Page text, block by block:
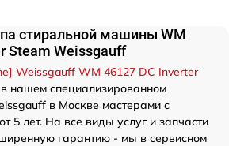
стиральной машины WM
Steam Weissgauff
Weissgauff WM 46127 DC Inverter
нашем специализированном
в Москве мастерами с
5 лет. На все виды услуг и запчасти
гарантию - мы в сервисном